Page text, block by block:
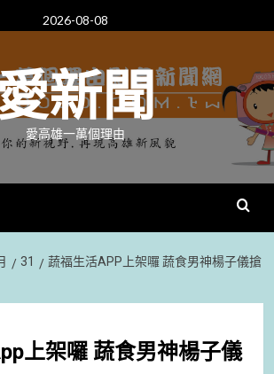
2026-08-08
新聞
愛高雄一萬個理由
31
蔬福生活APP上架囉 蔬食男神楊子儀搶
上架囉 蔬食男神楊子儀